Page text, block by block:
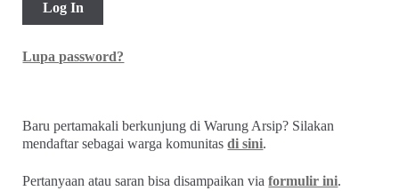
Lupa password?
Baru pertamakali berkunjung di Warung Arsip? Silakan
mendaftar sebagai warga komunitasdi sini.
Pertanyaan atau saran bisa disampaikan viaformulir ini.